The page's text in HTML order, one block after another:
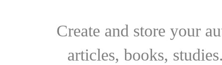
Create and store your
articles, books,